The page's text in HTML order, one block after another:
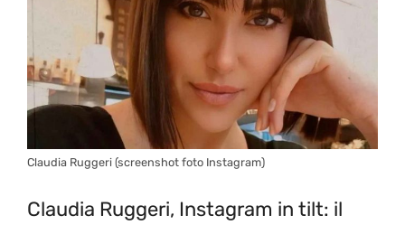
Claudia Ruggeri (screenshot foto Instagram)
Claudia Ruggeri, Instagram in tilt: il